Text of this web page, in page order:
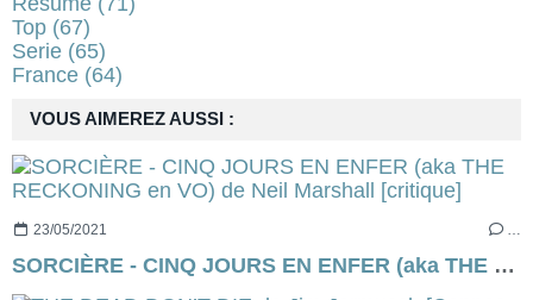
VOUS AIMEREZ AUSSI :
23/05/2021
SORCIÈRE - CINQ JOURS EN ENFER (aka THE RECKONING en VO) de Neil Marshall [critique]
Top (67)
Serie (65)
France (64)